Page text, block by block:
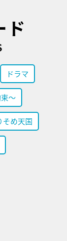
ド
ドラマ
～
そめ天国